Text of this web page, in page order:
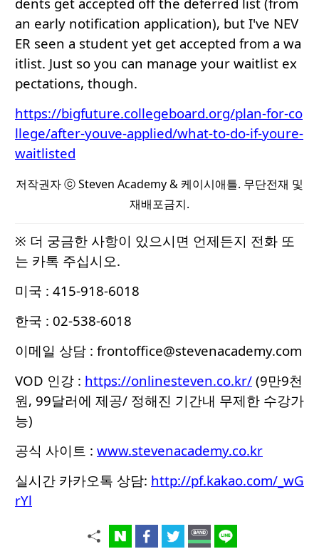
an early notification application), but I've NEV
ER seen a student yet get accepted from a wa
itlist. Just so you can manage your waitlist ex
pectations, though.
https://bigfuture.collegeboard.org/plan-for-co
llege/after-youve-applied/what-to-do-if-youre-
waitlisted
저작권자 ⓒ Steven Academy & 케이시애틀. 무단전재 및
재배포금지.
※ 더 궁금한 사항이 있으시면 언제든지 전화 또
는 카톡 주십시오.
미국 : 415-918-6018
한국 : 02-538-6018
이메일 상담 : frontoffice@stevenacademy.com
VOD 인강 : https://onlinesteven.co.kr/ (9만9천
원, 99달러에 제공/ 정해진 기간내 무제한 수강가
능)
공식 사이트 : www.stevenacademy.co.kr
실시간 카카오톡 상담: http://pf.kakao.com/_wG
rYl